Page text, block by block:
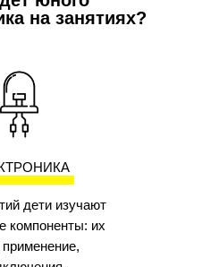
дети изучают
компоненты: их
применение,
на занятиях?